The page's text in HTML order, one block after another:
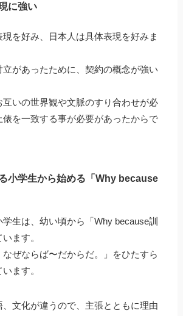
に強い
を好み、日本人は具体表現を好みま
があったために、契約の概念が強い
互いの世界観や文脈のすり合わせが必
を一致する事が必要があったからで
小学生から始める「Why because
生は、幼い頃から「Why because訓
ます。
なぜならば〜だからだ。」をひたすら
ます。
文化が違うので、主張とともに理由